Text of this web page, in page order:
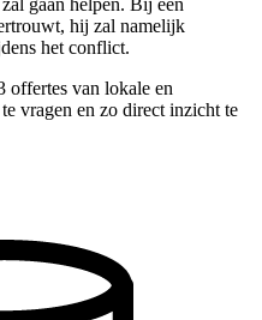
gaan helpen. Bij een
hij zal namelijk
het conflict.
offertes van lokale en
vragen en zo direct inzicht te